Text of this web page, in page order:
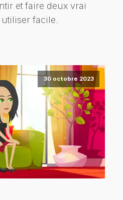
et faire deux vrai
facile.
30 octobre 2023